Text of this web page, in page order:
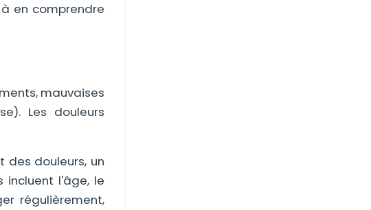
en comprendre
mauvaises
Les douleurs
douleurs, un
incluent l'âge, le
régulièrement,